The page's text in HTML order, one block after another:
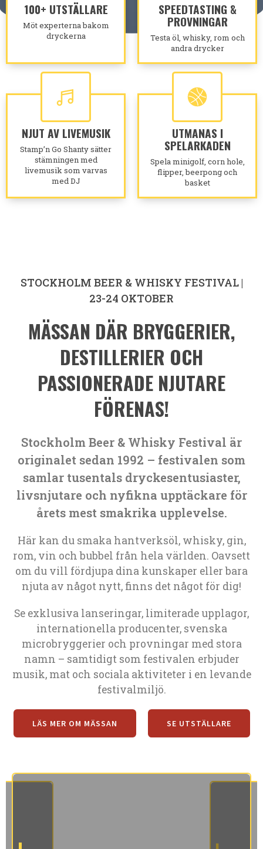
100+ UTSTÄLLARE
Möt experterna bakom
dryckerna
SPEEDTASTING &
PROVNINGAR
Testa öl, whisky, rom och
andra drycker
NJUT AV LIVEMUSIK
Stamp’n Go Shanty sätter
stämningen med
livemusik som varvas
med DJ
UTMANAS I
SPELARKADEN
Spela minigolf, corn hole,
flipper, beerpong och
basket
STOCKHOLM BEER & WHISKY FESTIVAL |
23-24 OKTOBER
MÄSSAN DÄR BRYGGERIER,
DESTILLERIER OCH
PASSIONERADE NJUTARE
FÖRENAS!
Stockholm Beer & Whisky Festival är
originalet sedan 1992 – festivalen som
samlar tusentals dryckesentusiaster,
livsnjutare och nyfikna upptäckare för
årets mest smakrika upplevelse.
Här kan du smaka hantverksöl, whisky, gin,
rom, vin och bubbel från hela världen. Oavsett
om du vill fördjupa dina kunskaper eller bara
njuta av något nytt, finns det något för dig!
Se exklusiva lanseringar, limiterade upplagor,
internationella producenter, svenska
microbryggerier och provningar med stora
namn – samtidigt som festivalen erbjuder
musik, mat och sociala aktiviteter i en levande
festivalmiljö.
LÄS MER OM MÄSSAN SE UTSTÄLLARE